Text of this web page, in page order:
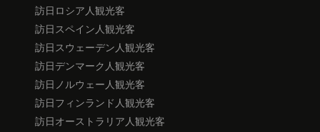
訪日ロシア人観光客
訪日スペイン人観光客
訪日スウェーデン人観光客
訪日デンマーク人観光客
訪日ノルウェー人観光客
訪日フィンランド人観光客
訪日オーストラリア人観光客